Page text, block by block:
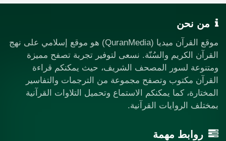
من نحن
موقع القرآن ميديا (QuranMedia) هو موقع إسلامي على نهج
القرآن الكريم والسُنّة. نسعى لتوفير تجربة تصفح مميزة
ومتنوعة لسور المصحف الشريف، حيث يمكنكم قراءة
القرآن مكتوب وتصفح مجموعة من الترجمات والتفاسير
المختارة، كما يمكنكم الاستماع وتحميل التلاوات القرآنية
بمختلف الروايات القرآنية.
روابط مهمة